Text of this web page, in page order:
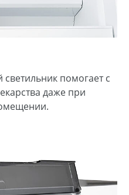
помогает с
даже при